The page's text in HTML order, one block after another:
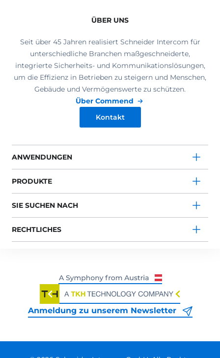
ÜBER UNS
Seit über 45 Jahren realisiert Schneider Intercom für
unterschiedliche Branchen maßgeschneiderte,
integrierte Sicherheits- und Kommunikationslösungen,
um die Effizienz in Betrieben zu steigern und Menschen,
Gebäude und Vermögenswerte zu schützen.
Über Commend
Kontakt
ANWENDUNGEN
PRODUKTE
SIE SUCHEN NACH
RECHTLICHES
Anmeldung zu unserem Newsletter